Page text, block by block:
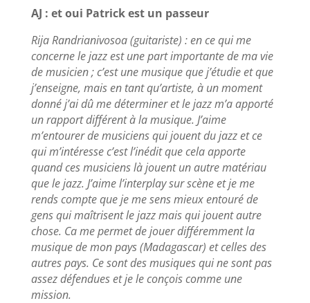
AJ : et oui Patrick est un passeur
Rija Randrianivosoa (guitariste) : en ce qui me
concerne le jazz est une part importante de ma vie
de musicien ; c’est une musique que j’étudie et que
j’enseigne, mais en tant qu’artiste, à un moment
donné j’ai dû me déterminer et le jazz m’a apporté
un rapport différent à la musique. J’aime
m’entourer de musiciens qui jouent du jazz et ce
qui m’intéresse c’est l’inédit que cela apporte
quand ces musiciens là jouent un autre matériau
que le jazz. J’aime l’interplay sur scène et je me
rends compte que je me sens mieux entouré de
gens qui maîtrisent le jazz mais qui jouent autre
chose. Ca me permet de jouer différemment la
musique de mon pays (Madagascar) et celles des
autres pays. Ce sont des musiques qui ne sont pas
assez défendues et je le conçois comme une
mission.